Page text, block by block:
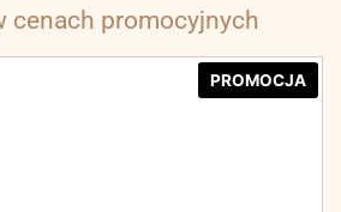
cenach promocyjnych
PROMOCJA